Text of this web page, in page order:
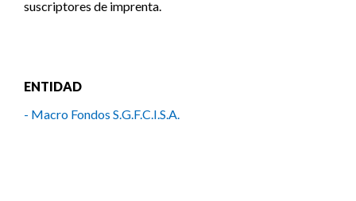
suscriptores de imprenta.
ENTIDAD
- Macro Fondos S.G.F.C.I.S.A.